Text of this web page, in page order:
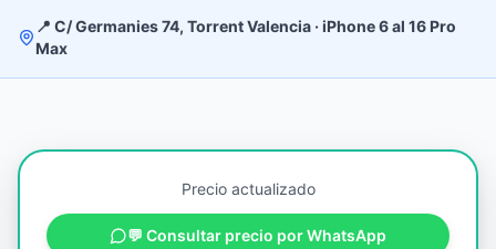
📍 C/ Germanies 74, Torrent Valencia · iPhone 6 al 16 Pro
Max
Precio actualizado
💬 Consultar precio por WhatsApp